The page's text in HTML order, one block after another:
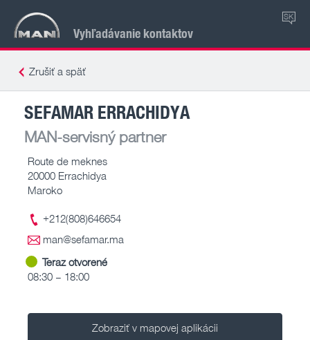
Vyhľadávanie kontaktov
SK
Zrušiť a späť
SEFAMAR ERRACHIDYA
MAN-servisný partner
Route de meknes
20000 Errachidya
Maroko
+212(808)646654
man@sefamar.ma
Teraz otvorené
08:30 – 18:00
Zobraziť v mapovej aplikácii